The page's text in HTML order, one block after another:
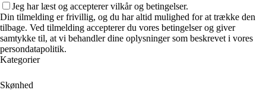
Jeg har læst og accepterer vilkår og betingelser.
Din tilmelding er frivillig, og du har altid mulighed for at trække den
tilbage. Ved tilmelding accepterer du vores betingelser og giver
samtykke til, at vi behandler dine oplysninger som beskrevet i vores
persondatapolitik.
Kategorier
Skønhed